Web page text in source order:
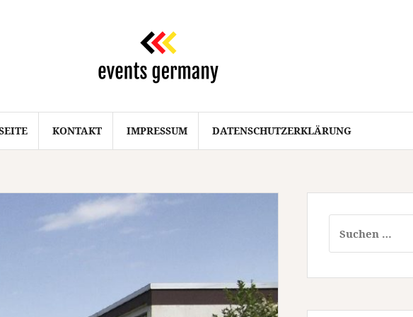
KONTAKT IMPRESSUM DATENSCHUTZERKLÄRUNG
nach: